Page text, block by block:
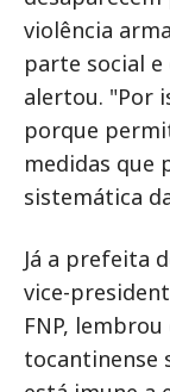
violência
parte social
alertou. "Por
porque
medidas que
sistemática
Já a prefeita
vice-
FNP,
tocantinense